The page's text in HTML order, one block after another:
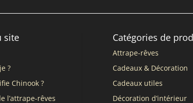
site
?
Chinook ?
l’attrape-rêves
Catégories de
Attrape-rêves
Cadeaux & Décoration
Cadeaux utiles
Décoration d’intérieur